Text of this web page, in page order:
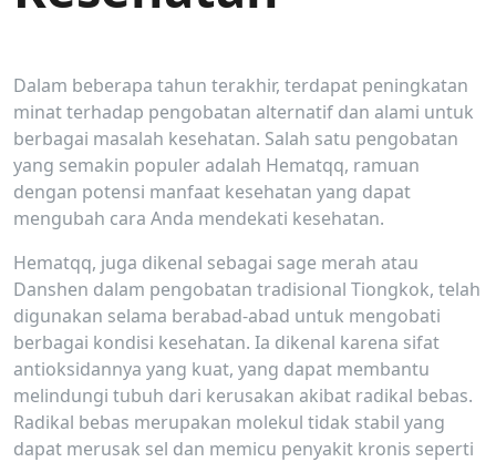
Dalam beberapa tahun terakhir, terdapat peningkatan
minat terhadap pengobatan alternatif dan alami untuk
berbagai masalah kesehatan. Salah satu pengobatan
yang semakin populer adalah Hematqq, ramuan
dengan potensi manfaat kesehatan yang dapat
mengubah cara Anda mendekati kesehatan.
Hematqq, juga dikenal sebagai sage merah atau
Danshen dalam pengobatan tradisional Tiongkok, telah
digunakan selama berabad-abad untuk mengobati
berbagai kondisi kesehatan. Ia dikenal karena sifat
antioksidannya yang kuat, yang dapat membantu
melindungi tubuh dari kerusakan akibat radikal bebas.
Radikal bebas merupakan molekul tidak stabil yang
dapat merusak sel dan memicu penyakit kronis seperti